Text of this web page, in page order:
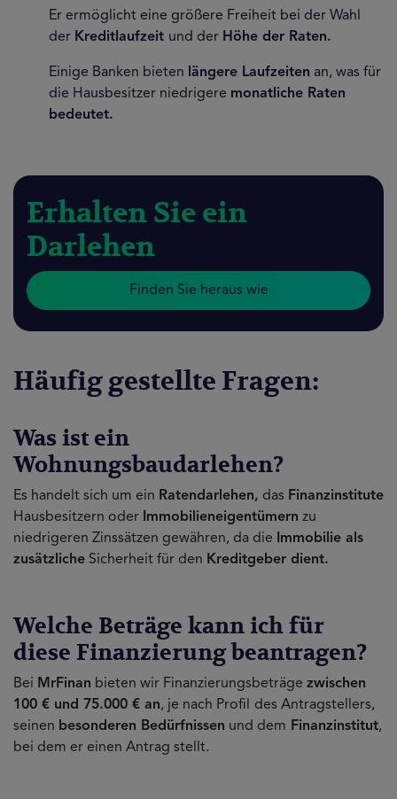
Er ermöglicht eine größere Freiheit bei der Wahl
der Kreditlaufzeit und der Höhe der Raten.
Einige Banken bieten längere Laufzeiten an, was für
die Hausbesitzer niedrigere monatliche Raten
bedeutet.
Erhalten Sie ein
Darlehen
Finden Sie heraus wie
Häufig gestellte Fragen:
Was ist ein
Wohnungsbaudarlehen?
Es handelt sich um ein Ratendarlehen, das Finanzinstitute
Hausbesitzern oder Immobilieneigentümern zu
niedrigeren Zinssätzen gewähren, da die
Immobilie als
zusätzliche Sicherheit für den Kreditgeber dient.
Welche Beträge kann ich für
diese Finanzierung beantragen?
Bei MrFinan bieten wir Finanzierungsbeträge zwischen
100 € und 75.000 € an, je nach Profil
des Antragstellers,
seinen besonderen Bedürfnissen und dem Finanzinstitut,
bei dem er einen Antrag stellt.